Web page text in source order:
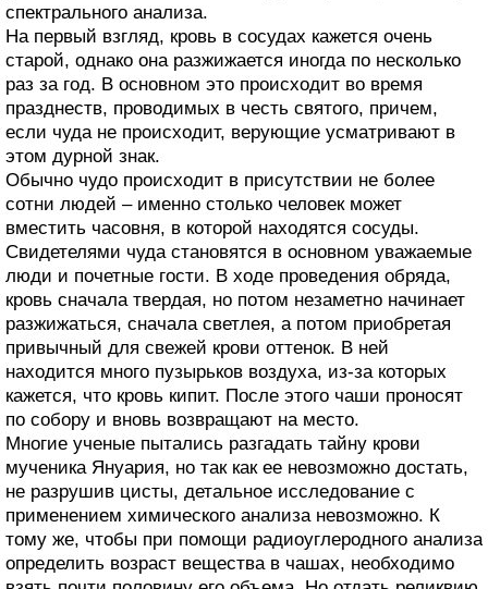
спектрального анализа.
На первый взгляд, кровь в сосудах кажется очень
старой, однако она разжижается иногда по несколько
раз за год. В основном это происходит во время
празднеств, проводимых в честь святого, причем,
если чуда не происходит, верующие усматривают в
этом дурной знак.
Обычно чудо происходит в присутствии не более
сотни людей – именно столько человек может
вместить часовня, в которой находятся сосуды.
Свидетелями чуда становятся в основном уважаемые
люди и почетные гости. В ходе проведения обряда,
кровь сначала твердая, но потом незаметно начинает
разжижаться, сначала светлея, а потом приобретая
привычный для свежей крови оттенок. В ней
находится много пузырьков воздуха, из-за которых
кажется, что кровь кипит. После этого чаши проносят
по собору и вновь возвращают на место.
Многие ученые пытались разгадать тайну крови
мученика Януария, но так как ее невозможно достать,
не разрушив цисты, детальное исследование с
применением химического анализа невозможно. К
тому же, чтобы при помощи радиоуглеродного анализа
определить возраст вещества в чашах, необходимо